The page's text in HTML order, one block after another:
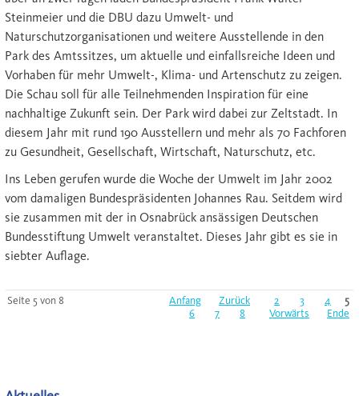
Steinmeier und die DBU dazu Umwelt- und
Naturschutzorganisationen und weitere Ausstellende in den
Park des Amtssitzes, um aktuelle und einfallsreiche Ideen und
Vorhaben für mehr Umwelt-, Klima- und Artenschutz zu zeigen.
Die Schau soll für alle Teilnehmenden Inspiration für eine
nachhaltige Zukunft sein. Der Park wird dabei zur Zeltstadt. In
diesem Jahr mit rund 190 Ausstellern und mehr als 70 Fachforen
zu Gesundheit, Gesellschaft, Wirtschaft, Naturschutz, etc.
Ins Leben gerufen wurde die Woche der Umwelt im Jahr 2002
vom damaligen Bundespräsidenten Johannes Rau. Seitdem wird
sie zusammen mit der in Osnabrück ansässigen Deutschen
Bundesstiftung Umwelt veranstaltet. Dieses Jahr gibt es sie in
siebter Auflage.
Seite 5 von 8 Anfang Zurück 2 3 4
5
6
7 8 Vorwärts Ende